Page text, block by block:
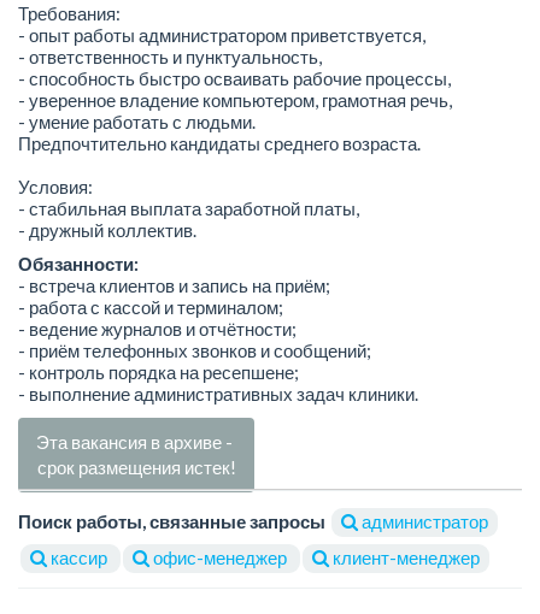
Требования:
- опыт работы администратором приветствуется,
- ответственность и пунктуальность,
- способность быстро осваивать рабочие процессы,
- уверенное владение компьютером, грамотная речь,
- умение работать с людьми.
Предпочтительно кандидаты среднего возраста.
Условия:
- стабильная выплата заработной платы,
- дружный коллектив.
Обязанности:
- встреча клиентов и запись на приём;
- работа с кассой и терминалом;
- ведение журналов и отчётности;
- приём телефонных звонков и сообщений;
- контроль порядка на ресепшене;
- выполнение административных задач клиники.
Эта вакансия в архиве -
срок размещения истек!
Поиск работы, связанные запросы
администратор
кассир
офис-менеджер клиент-менеджер